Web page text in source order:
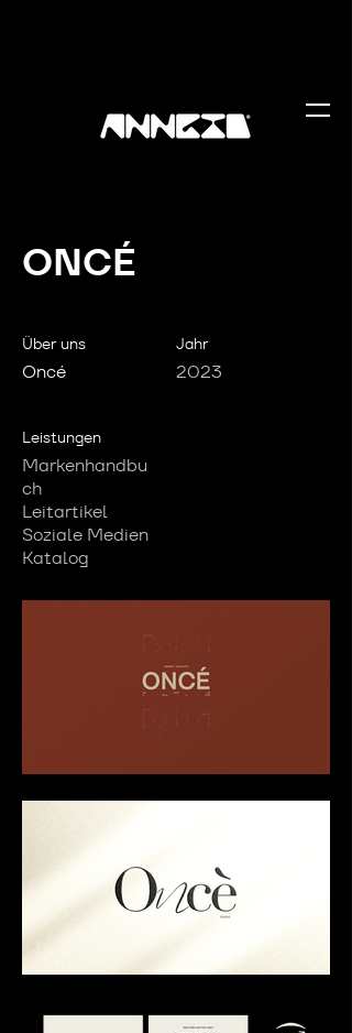
ONCÉ
Über uns
Oncé
Jahr
2023
Leistungen
Markenhandbu
ch
Leitartikel
Soziale Medien
Katalog